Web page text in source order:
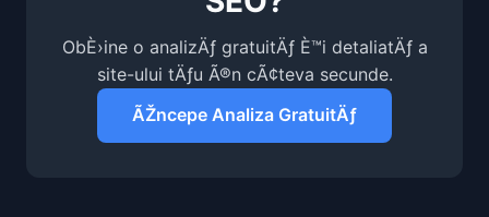
ObÈ›ine o analizÄƒ gratuitÄƒ È™i detaliatÄƒ a
site-ului tÄƒu Ã®n cÃ¢teva secunde.
ÃŽncepe Analiza GratuitÄƒ